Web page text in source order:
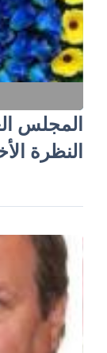
‏المجلس
النظرة